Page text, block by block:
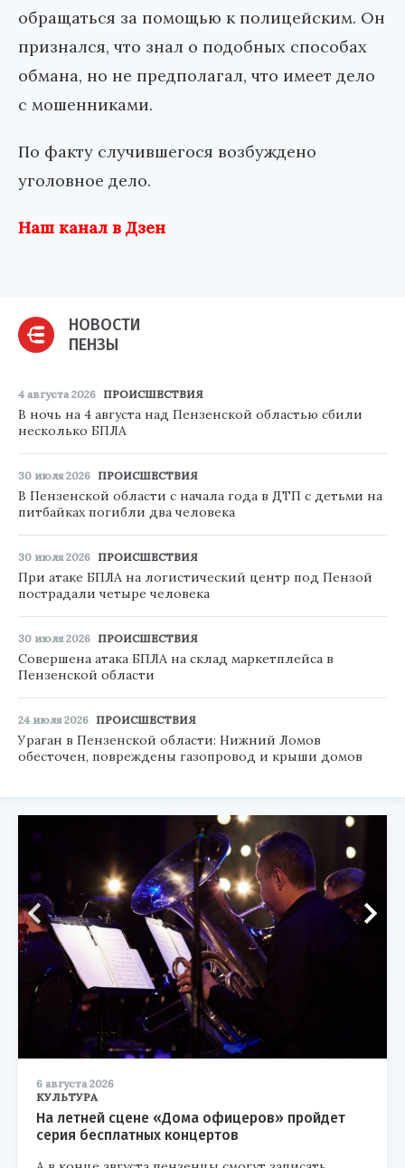
обращаться за помощью к полицейским. Он
признался, что знал о подобных способах
обмана, но не предполагал, что имеет дело
с мошенниками.
По факту случившегося возбуждено
уголовное дело.
Наш канал в Дзен
НОВОСТИ
ПЕНЗЫ
4 августа 2026 ПРОИСШЕСТВИЯ
В ночь на 4 августа над Пензенской областью сбили
несколько БПЛА
30 июля 2026 ПРОИСШЕСТВИЯ
В Пензенской области с начала года в ДТП с детьми на
питбайках погибли два человека
30 июля 2026 ПРОИСШЕСТВИЯ
При атаке БПЛА на логистический центр под Пензой
пострадали четыре человека
30 июля 2026 ПРОИСШЕСТВИЯ
Совершена атака БПЛА на склад маркетплейса в
Пензенской области
24 июля 2026 ПРОИСШЕСТВИЯ
Ураган в Пензенской области: Нижний Ломов
обесточен, повреждены газопровод и крыши домов
6 августа 2026
КУЛЬТУРА
На летней сцене «Дома офицеров» пройдет
серия бесплатных концертов